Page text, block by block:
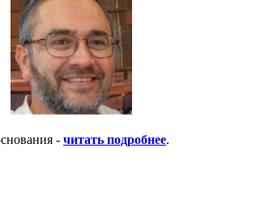
- читать подробнее.